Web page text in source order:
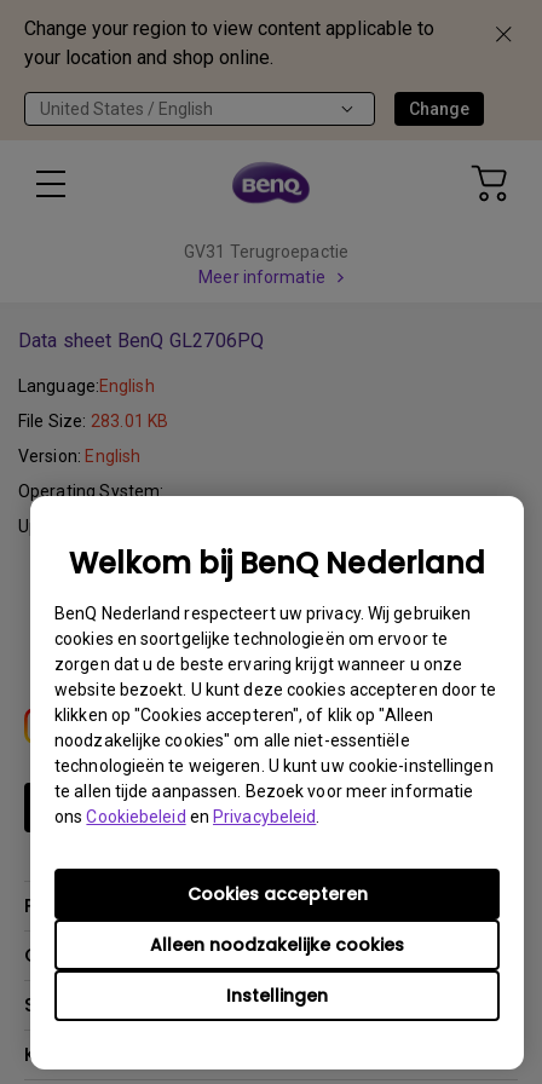
Change your region to view content applicable to
your location and shop online.
United States / English Change
Welkom bij BenQ Nederland
BenQ Nederland respecteert uw privacy. Wij gebruiken
cookies en soortgelijke technologieën om ervoor te
zorgen dat u de beste ervaring krijgt wanneer u onze
website bezoekt. U kunt deze cookies accepteren door te
klikken op "Cookies accepteren", of klik op "Alleen
noodzakelijke cookies" om alle niet-essentiële
technologieën te weigeren. U kunt uw cookie-instellingen
te allen tijde aanpassen. Bezoek voor meer informatie
onsCookiebeleid enPrivacybeleid
Instellingen
Alleen noodzakelijke cookies
Cookies accepteren
GV31 Terugroepactie
Meer informatie
Data sheet BenQ GL2706PQ
Language:English
File Size: 283.01 KB
Version: English
Operating System:
Update:
Schrijf je in
Producten
Verlichting
Oplossingen
Support
Kenniscentrum